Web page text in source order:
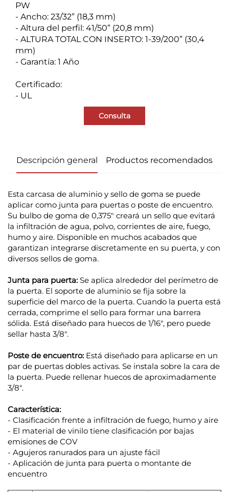
PW
- Ancho: 23/32” (18,3 mm)
- Altura del perfil: 41/50” (20,8 mm)
- ALTURA TOTAL CON INSERTO: 1-39/200” (30,4
mm)
- Garantía: 1 Año
Certificado:
- UL
Consulta
Descripción general Productos recomendados
Esta carcasa de aluminio y sello de goma se puede
aplicar como junta para puertas o poste de encuentro.
Su bulbo de goma de 0,375" creará un sello que evitará
la infiltración de agua, polvo, corrientes de aire, fuego,
humo y aire. Disponible en muchos acabados que
garantizan integrarse discretamente en su puerta, y con
diversos sellos de goma.
Junta para puerta: Se aplica alrededor del perímetro de
la puerta. El soporte de aluminio se fija sobre la
superficie del marco de la puerta. Cuando la puerta está
cerrada, comprime el sello para formar una barrera
sólida. Está diseñado para huecos de 1/16", pero puede
sellar hasta 3/8".
Poste de encuentro: Está diseñado para aplicarse en un
par de puertas dobles activas. Se instala sobre la cara de
la puerta. Puede rellenar huecos de aproximadamente
3/8".
Característica:
- Clasificación frente a infiltración de fuego, humo y aire
- El material de vinilo tiene clasificación por bajas
emisiones de COV
- Agujeros ranurados para un ajuste fácil
- Aplicación de junta para puerta o montante de
encuentro